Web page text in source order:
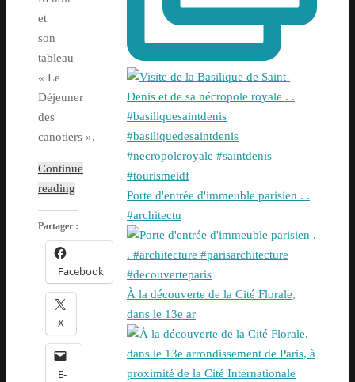
et
son
tableau
« Le
Déjeuner
des
canotiers ».
Continue
reading
Partager :
Facebook
X
E-
Porte d'entrée d'immeuble parisien . .
#architectu
À la découverte de la Cité Florale,
dans le 13e ar